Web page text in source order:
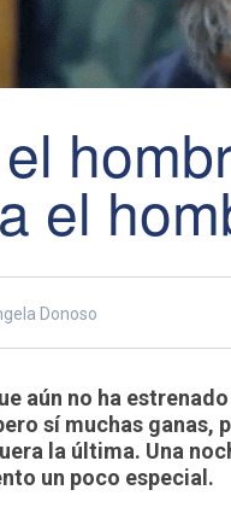
el
Donoso
aún no ha
sí muchas ganas,
la última. Una
un poco especial.